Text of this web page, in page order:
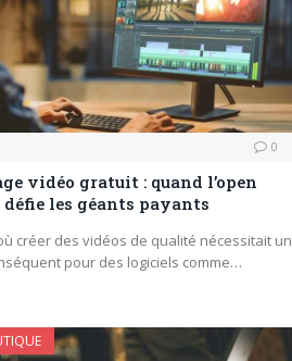
0
vidéo gratuit : quand l’open
défie les géants payants
créer des vidéos de qualité nécessitait un
pour des logiciels comme…